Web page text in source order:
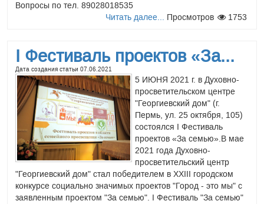
Вопросы по тел. 89028018535
Читать далее...
Просмотров 1753
I Фестиваль проектов «За...
Дата создания статьи 07.06.2021
5 ИЮНЯ 2021 г. в Духовно-
просветительском центре
"Георгиевский дом" (г.
Пермь, ул. 25 октября, 105)
состоялся I Фестиваль
проектов «За семью».В мае
2021 года Духовно-
просветительский центр
"Георгиевский дом" стал победителем в XXIII городском
конкурсе социально значимых проектов "Город - это мы" с
заявленным проектом "За семью". I Фестиваль "За семью"
ПРИХОДСКИХ
февраля с 11.00 до 16.00
приглашаем приходских
психологов и
катехизаторов на семинар. Тема встречи "Формы и методы
работы психолога с семьей на приходе". Место встречи
- Георгиевксий дом (г. Пермь, ул. 25 октября, д. 105).
Вопросы и запись по тел. 89028018535.
Читать далее...
Просмотров
7 декабря состоялась
работа секции...